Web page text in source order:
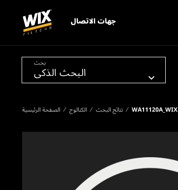
جهات الاتصال
بحث
الصفحة الرئيسية الكتالوج نتائج البحث WA11120A_WIX